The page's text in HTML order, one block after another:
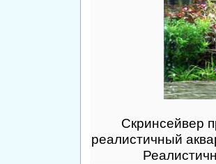
Скринсейвер
реалистичный